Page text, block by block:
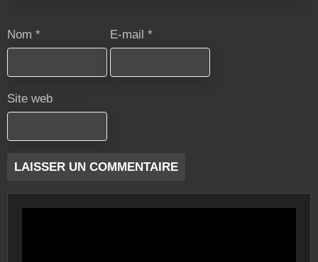
Nom * E-mail *
Site web